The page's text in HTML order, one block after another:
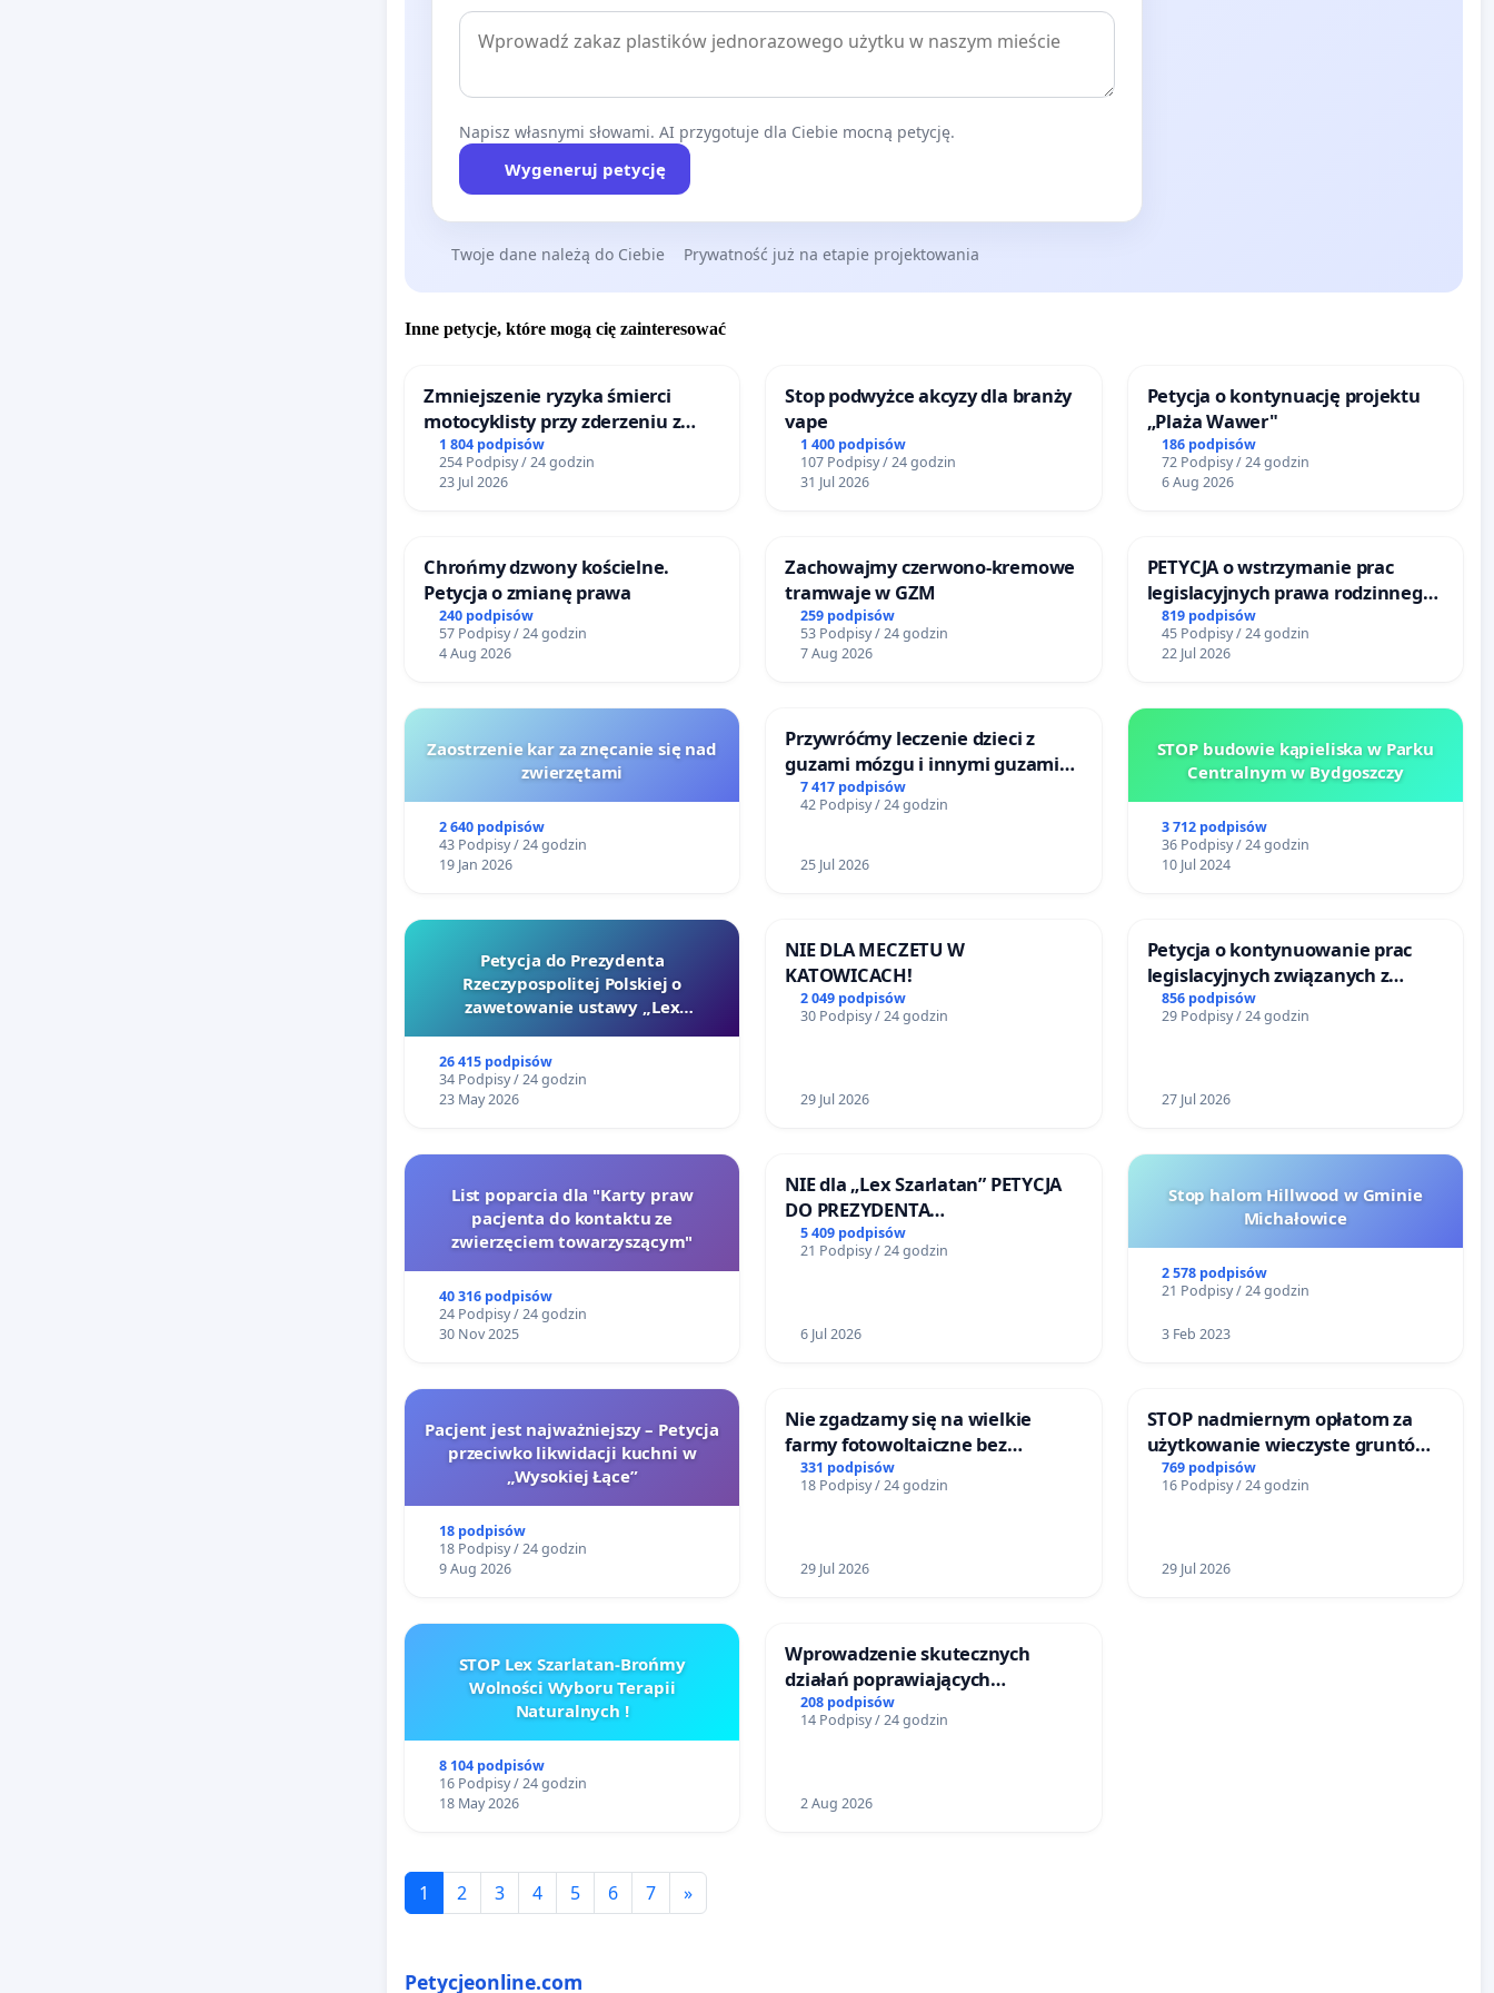
Napisz własnymi słowami. AI przygotuje dla Ciebie mocną petycję.
Wygeneruj petycję
Twoje dane należą do Ciebie Prywatność już na etapie projektowania
Inne petycje, które mogą cię zainteresować
Zmniejszenie ryzyka śmierci
motocyklisty przy zderzeniu z
barierą energochłonną
1 804 podpisów
254 Podpisy / 24 godzin
23 Jul 2026
Stop podwyżce akcyzy dla branży
vape
1 400 podpisów
107 Podpisy / 24 godzin
31 Jul 2026
Petycja o kontynuację projektu
„Plaża Wawer"
186 podpisów
72 Podpisy / 24 godzin
6 Aug 2026
Chrońmy dzwony kościelne.
Petycja o zmianę prawa
240 podpisów
57 Podpisy / 24 godzin
4 Aug 2026
Zachowajmy czerwono-kremowe
tramwaje w GZM
259 podpisów
53 Podpisy / 24 godzin
7 Aug 2026
PETYCJA o wstrzymanie prac
legislacyjnych prawa rodzinnego
narażających ofiary przemocy
819 podpisów
45 Podpisy / 24 godzin
22 Jul 2026
Zaostrzenie kar za znęcanie się nad
zwierzętami
2 640 podpisów
43 Podpisy / 24 godzin
19 Jan 2026
Przywróćmy leczenie dzieci z
guzami mózgu i innymi guzami
litymi do Górnośląskiego
Centrum Zdrowia Dziecka w
7 417 podpisów
42 Podpisy / 24 godzin
25 Jul 2026
STOP budowie kąpieliska w Parku
Centralnym w Bydgoszczy
3 712 podpisów
36 Podpisy / 24 godzin
10 Jul 2024
Petycja do Prezydenta
Rzeczypospolitej Polskiej o
zawetowanie ustawy „Lex
26 415 podpisów
34 Podpisy / 24 godzin
23 May 2026
NIE DLA MECZETU W
KATOWICACH!
2 049 podpisów
30 Podpisy / 24 godzin
29 Jul 2026
Petycja o kontynuowanie prac
legislacyjnych związanych z
reformą prawa rodzinnego
856 podpisów
29 Podpisy / 24 godzin
27 Jul 2026
List poparcia dla "Karty praw
pacjenta do kontaktu ze
zwierzęciem towarzyszącym"
40 316 podpisów
24 Podpisy / 24 godzin
30 Nov 2025
NIE dla „Lex Szarlatan” PETYCJA
DO PREZYDENTA
RZECZYPOSPOLITEJ POLSKIEJ
5 409 podpisów
21 Podpisy / 24 godzin
6 Jul 2026
Stop halom Hillwood w Gminie
Michałowice
2 578 podpisów
21 Podpisy / 24 godzin
3 Feb 2023
Pacjent jest najważniejszy – Petycja
przeciwko likwidacji kuchni w
„Wysokiej Łące”
18 podpisów
18 Podpisy / 24 godzin
9 Aug 2026
Nie zgadzamy się na wielkie
farmy fotowoltaiczne bez
rzetelnych analiz i akceptacji
mieszkańców
331 podpisów
18 Podpisy / 24 godzin
29 Jul 2026
STOP nadmiernym opłatom za
użytkowanie wieczyste gruntów
zajmowanych przez rodzinne
ogrody działkowe.
769 podpisów
16 Podpisy / 24 godzin
29 Jul 2026
STOP Lex Szarlatan-Brońmy
Wolności Wyboru Terapii
Naturalnych !
8 104 podpisów
16 Podpisy / 24 godzin
18 May 2026
Wprowadzenie skutecznych
działań poprawiających
bezpieczeństwo na ulicy
Żeromskiego w Otwocku
208 podpisów
14 Podpisy / 24 godzin
2 Aug 2026
1 2 3 4 5 6 7 »
Petycjeonline.com